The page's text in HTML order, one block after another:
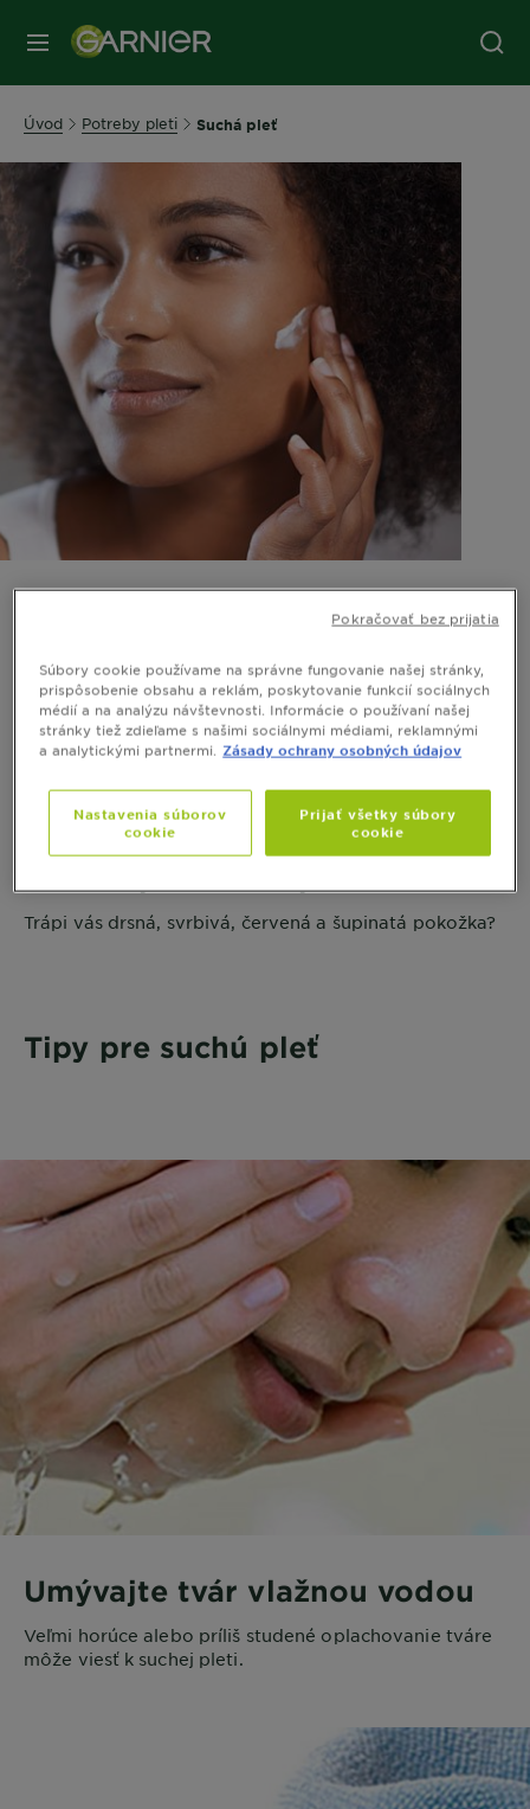
Úvod Potreby pleti Suchá pleť
Suchá pleť
Získajte profesionálne rady pre hĺbkovú
hydratáciu pleti každý deň
Trápi vás drsná, svrbivá, červená a šupinatá pokožka?
Tipy pre suchú pleť
Umývajte tvár vlažnou vodou
Veľmi horúce alebo príliš studené oplachovanie tváre
môže viesť k suchej pleti.
Súbory cookie používame na správne fungovanie našej stránky,
prispôsobenie obsahu a reklám, poskytovanie funkcií sociálnych
médií a na analýzu návštevnosti. Informácie o používaní našej
stránky tiež zdieľame s našimi sociálnymi médiami, reklamnými
a analytickými partnermi.
Zásady ochrany osobných údajov
Nastavenia súborov
cookie
Prijať všetky súbory
cookie
Pokračovať bez prijatia